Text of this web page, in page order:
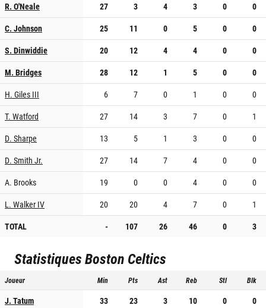
R. O'Neale
27 3 4 3 0
0
C. Johnson
25 11 0 5 0
0
S. Dinwiddie
20 12 4 4 0
0
M. Bridges
28 12 1 5 0
0
H. Giles III
6 7 0 1 0
0
T. Watford
27 14 3 7 0
1
D. Sharpe
13 5 1 3 0
0
D. Smith Jr.
27 14 7 4 0
0
A. Brooks
19 0 0 4 0
0
L. Walker IV
20 20 4 7 0
1
TOTAL
- 107 26 46 0 3
StatistiquesBoston Celtics
Joueur Min Pts Ast Reb Stl Blk
J. Tatum 33 23 3 10 0
0